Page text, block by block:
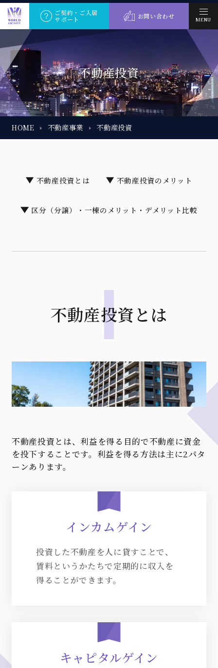
ご契約・ご入居
サポート
お問い合わせ MENU
不動産投資
HOME 不動産事業 不動産投資
不動産投資とは 不動産投資のメリット
区分（分譲）・一棟のメリット・デメリット比較
不動産投資とは
不動産投資とは、利益を得る目的で不動産に資金
を投下することです。利益を得る方法は主に2パタ
ーンあります。
インカムゲイン
投資した不動産を人に貸すことで、
賃料というかたちで定期的に収入を
得ることができます。
キャピタルゲイン